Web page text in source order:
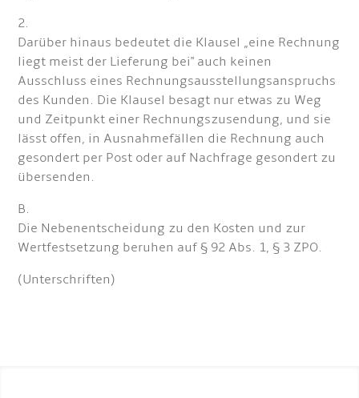
2.
Darüber hinaus bedeutet die Klausel „eine Rechnung
liegt meist der Lieferung bei" auch keinen
Ausschluss eines Rechnungsausstellungsanspruchs
des Kunden. Die Klausel besagt nur etwas zu Weg
und Zeitpunkt einer Rechnungszusendung, und sie
lässt offen, in Ausnahmefällen die Rechnung auch
gesondert per Post oder auf Nachfrage gesondert zu
übersenden.
B.
Die Nebenentscheidung zu den Kosten und zur
Wertfestsetzung beruhen auf § 92 Abs. 1, § 3 ZPO.
(Unterschriften)